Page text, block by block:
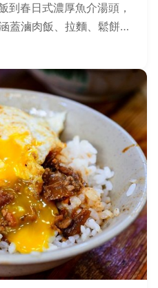
到春日式濃厚魚介湯頭，
蓋滷肉飯、拉麵、鬆餅